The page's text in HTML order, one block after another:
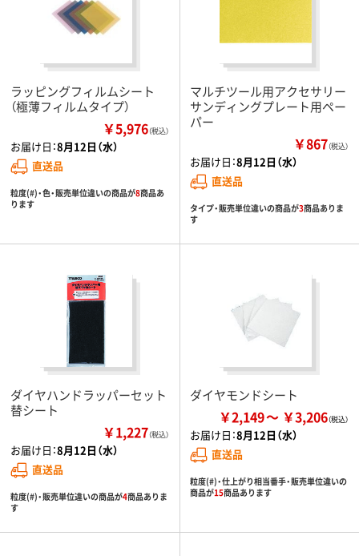
ラッピングフィルムシート
（極薄フィルムタイプ）
￥5,976（税込）
お届け日：8月12日（水）
直送品
粒度(#)・色・販売単位違いの商品が8商品あ
ります
マルチツール用アクセサリー
サンディングプレート用ペー
パー
￥867（税込）
お届け日：8月12日（水）
直送品
タイプ・販売単位違いの商品が3商品ありま
す
ダイヤハンドラッパーセット
替シート
￥1,227（税込）
お届け日：8月12日（水）
直送品
粒度(#)・販売単位違いの商品が4商品ありま
す
ダイヤモンドシート
￥2,149 ￥3,206
お届け日：8月12日（水）
直送品
粒度(#)・仕上がり相当番手・販売単位違いの
商品が15商品あります